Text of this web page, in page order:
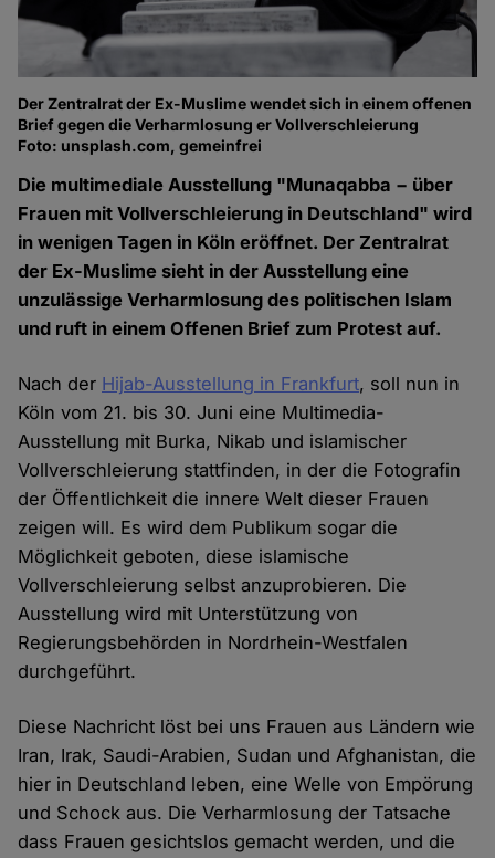
Der Zentralrat der Ex-Muslime wendet sich in einem offenen
Brief gegen die Verharmlosung er Vollverschleierung
Foto: unsplash.com, gemeinfrei
Die multimediale Ausstellung "Munaqabba − über
Frauen mit Vollverschleierung in Deutschland" wird
in wenigen Tagen in Köln eröffnet. Der Zentralrat
der Ex-Muslime sieht in der Ausstellung eine
unzulässige Verharmlosung des politischen Islam
und ruft in einem Offenen Brief zum Protest auf.
Nach der Hijab-Ausstellung in Frankfurt, soll nun in
Köln vom 21. bis 30. Juni eine Multimedia-
Ausstellung mit Burka, Nikab und islamischer
Vollverschleierung stattfinden, in der die Fotografin
der Öffentlichkeit die innere Welt dieser Frauen
zeigen will. Es wird dem Publikum sogar die
Möglichkeit geboten, diese islamische
Vollverschleierung selbst anzuprobieren. Die
Ausstellung wird mit Unterstützung von
Regierungsbehörden in Nordrhein-Westfalen
durchgeführt.
Diese Nachricht löst bei uns Frauen aus Ländern wie
Iran, Irak, Saudi-Arabien, Sudan und Afghanistan, die
hier in Deutschland leben, eine Welle von Empörung
und Schock aus. Die Verharmlosung der Tatsache
dass Frauen gesichtslos gemacht werden, und die